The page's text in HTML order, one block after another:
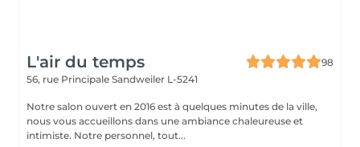
L'air du temps
98
56, rue Principale Sandweiler L-5241
Notre salon ouvert en 2016 est à quelques minutes de la ville,
nous vous accueillons dans une ambiance chaleureuse et
intimiste. Notre personnel, tout...